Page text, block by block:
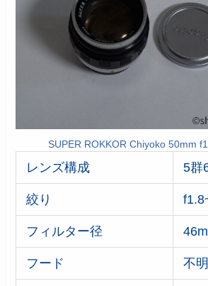
SUPER ROKKOR Chiyoko 50mm
レンズ構成 5群
絞り
フィルター径
フード 不明